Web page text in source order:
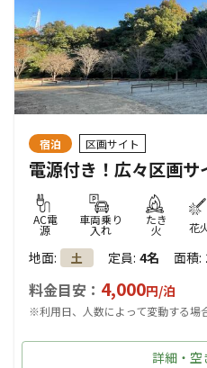
宿泊 区画サイト
電源付き！広々区画サ
AC電
源
車両乗り
入れ
たき
火 花
地面: 土 定員: 4名 面積:
料金目安： 4,000円/泊
※利用日、人数によって変動する場
詳細・空